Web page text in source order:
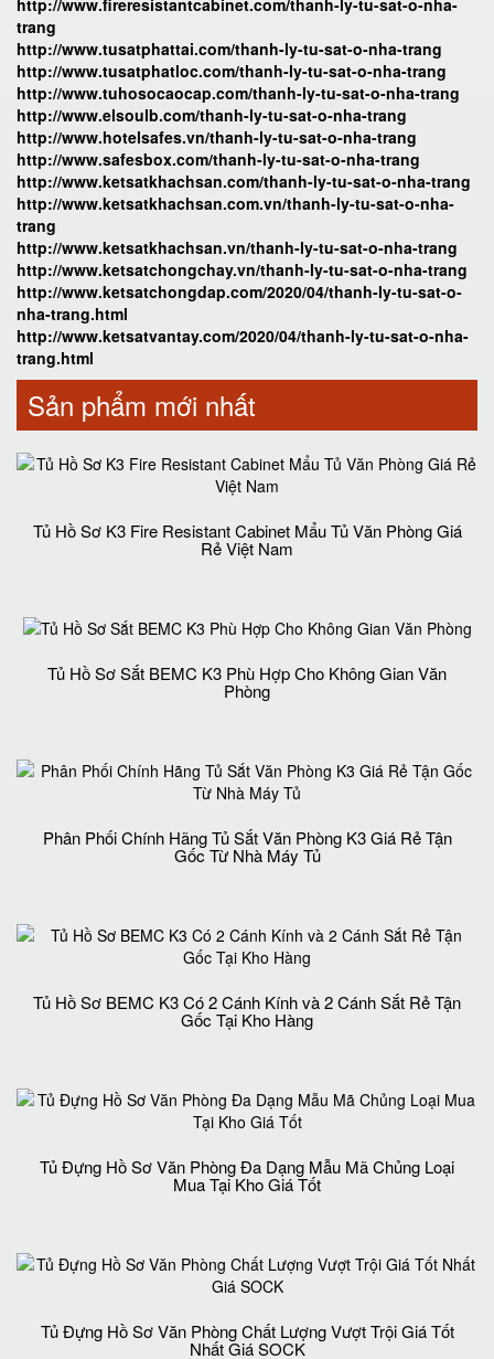
http://www.fireresistantcabinet.com/thanh-ly-tu-sat-o-nha-
trang
http://www.tusatphattai.com/thanh-ly-tu-sat-o-nha-trang
http://www.tusatphatloc.com/thanh-ly-tu-sat-o-nha-trang
http://www.tuhosocaocap.com/thanh-ly-tu-sat-o-nha-trang
http://www.elsoulb.com/thanh-ly-tu-sat-o-nha-trang
http://www.hotelsafes.vn/thanh-ly-tu-sat-o-nha-trang
http://www.safesbox.com/thanh-ly-tu-sat-o-nha-trang
http://www.ketsatkhachsan.com/thanh-ly-tu-sat-o-nha-trang
http://www.ketsatkhachsan.com.vn/thanh-ly-tu-sat-o-nha-
trang
http://www.ketsatkhachsan.vn/thanh-ly-tu-sat-o-nha-trang
http://www.ketsatchongchay.vn/thanh-ly-tu-sat-o-nha-trang
http://www.ketsatchongdap.com/2020/04/thanh-ly-tu-sat-o-
nha-trang.html
http://www.ketsatvantay.com/2020/04/thanh-ly-tu-sat-o-nha-
trang.html
Sản phẩm mới nhất
Tủ Hồ Sơ K3 Fire Resistant Cabinet Mẩu Tủ Văn Phòng Giá
Rẻ Việt Nam
Tủ Hồ Sơ Sắt BEMC K3 Phù Hợp Cho Không Gian Văn
Phòng
Phân Phối Chính Hãng Tủ Sắt Văn Phòng K3 Giá Rẻ Tận
Gốc Từ Nhà Máy Tủ
Tủ Hồ Sơ BEMC K3 Có 2 Cánh Kính và 2 Cánh Sắt Rẻ Tận
Gốc Tại Kho Hàng
Tủ Đựng Hồ Sơ Văn Phòng Đa Dạng Mẫu Mã Chủng Loại
Mua Tại Kho Giá Tốt
Tủ Đựng Hồ Sơ Văn Phòng Chất Lượng Vượt Trội Giá Tốt
Nhất Giá SOCK